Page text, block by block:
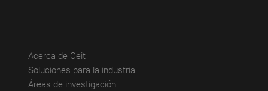
Acerca de Ceit(abre en nueva ventana)
Soluciones para la industria
Áreas de investigación